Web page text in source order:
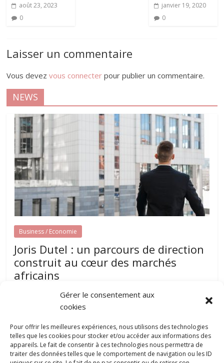
Gérer le consentement aux
cookies
Pour offrir les meilleures expériences, nous utilisons des technologies
telles que les cookies pour stocker et/ou accéder aux informations des
appareils. Le fait de consentir à ces technologies nous permettra de
traiter des données telles que le comportement de navigation ou les ID
août 23, 2023
0
janvier 19, 2020
0
Laisser un commentaire
Vous devezvous connecter pour publier un commentaire.
NEWS
Business / Economie
Joris Dutel : un parcours de direction
construit au cœur des marchés
africains
Développer une entreprise dans plusieurs pays nécessite
expérience du management et une